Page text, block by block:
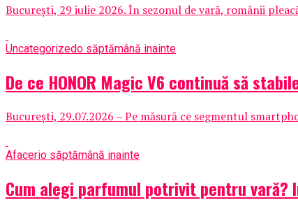
București, 29 iulie 2026. În sezonul de vară, românii
Uncategorizedo săptămână inainte
De ce HONOR Magic V6 continuă să
București, 29.07.2026 – Pe măsură ce segmentul
Afacerio săptămână inainte
Cum alegi parfumul potrivit pentru